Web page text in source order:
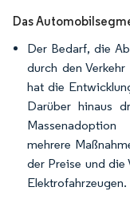
Das
Der Bedarf, die
durch den
hat die
Darüber hinaus
mehrere
der Preise und die
Elektrofahrzeugen.